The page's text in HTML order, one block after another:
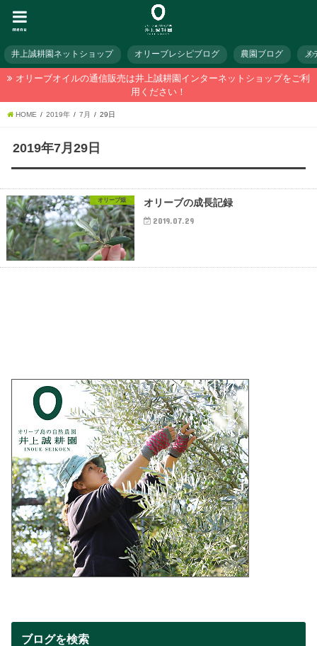
menu
井上誠耕園ネットショップ オリーブレシピブログ 農園ブログ メ
オリーブオイルの通信販売は井上誠耕園インターネットショップをご利
用ください！
HOME 2019年 7月 29日
2019年7月29日
オリーブ畑 オリーブの成長記録
2019.07.29
ブログを検索